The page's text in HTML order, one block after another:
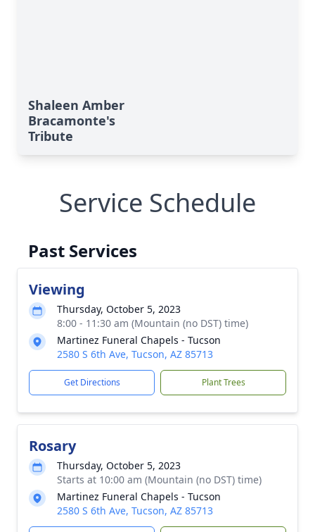
Shaleen Amber
Bracamonte's
Tribute
Service Schedule
Past Services
Viewing
Thursday, October 5, 2023
8:00 - 11:30 am (Mountain (no DST) time)
Martinez Funeral Chapels - Tucson
2580 S 6th Ave, Tucson, AZ 85713
Get Directions Plant Trees
Rosary
Thursday, October 5, 2023
Starts at 10:00 am (Mountain (no DST) time)
Martinez Funeral Chapels - Tucson
2580 S 6th Ave, Tucson, AZ 85713